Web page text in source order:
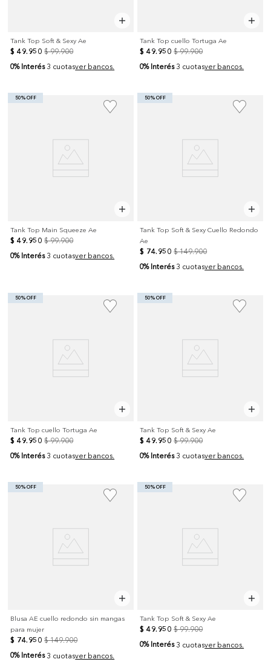
Tank Top Soft & Sexy Ae
$ 49. 950 $ 99.900
0% Interés 3 cuotasver bancos.
Tank Top cuello Tortuga Ae
$ 49. 950 $ 99.900
0% Interés 3 cuotasver bancos.
50% OFF
Tank Top Main Squeeze Ae
$ 49. 950 $ 99.900
0% Interés 3 cuotasver bancos.
50% OFF
Tank Top Soft & Sexy Cuello Redondo
Ae
$ 74. 950 $ 149.900
0% Interés 3 cuotasver bancos.
50% OFF
Tank Top cuello Tortuga Ae
$ 49. 950 $ 99.900
0% Interés 3 cuotasver bancos.
50% OFF
Tank Top Soft & Sexy Ae
$ 49. 950 $ 99.900
0% Interés 3 cuotasver bancos.
50% OFF
Blusa AE cuello redondo sin mangas
para mujer
$ 74. 950 $ 149.900
0% Interés 3 cuotasver bancos.
50% OFF
Tank Top Soft & Sexy Ae
$ 49. 950 $ 99.900
0% Interés 3 cuotasver bancos.